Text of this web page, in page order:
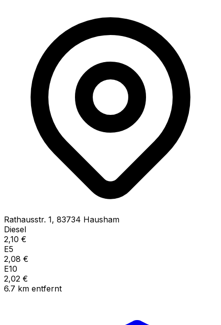
Rathausstr. 1, 83734 Hausham
Diesel
2,10 €
E5
2,08 €
E10
2,02 €
6.7 km entfernt